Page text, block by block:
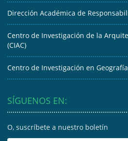
Dirección Académica de
Centro de Investigación de la
(CIAC)
Centro de Investigación en
SÍGUENOS EN:
O, suscríbete a nuestro boletín